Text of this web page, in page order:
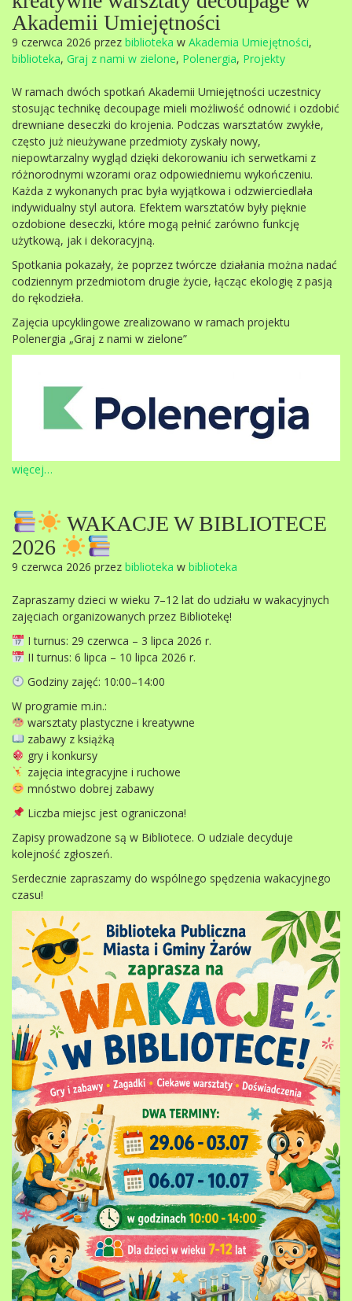
Akademii Umiejętności
9 czerwca 2026 przez biblioteka w Akademia Umiejętności,
biblioteka, Graj z nami w zielone, Polenergia, Projekty
W ramach dwóch spotkań Akademii Umiejętności uczestnicy
stosując technikę decoupage mieli możliwość odnowić i ozdobić
drewniane deseczki do krojenia. Podczas warsztatów zwykłe,
często już nieużywane przedmioty zyskały nowy,
niepowtarzalny wygląd dzięki dekorowaniu ich serwetkami z
różnorodnymi wzorami oraz odpowiedniemu wykończeniu.
Każda z wykonanych prac była wyjątkowa i odzwierciedlała
indywidualny styl autora. Efektem warsztatów były pięknie
ozdobione deseczki, które mogą pełnić zarówno funkcję
użytkową, jak i dekoracyjną.
Spotkania pokazały, że poprzez twórcze działania można nadać
codziennym przedmiotom drugie życie, łącząc ekologię z pasją
do rękodzieła.
Zajęcia upcyklingowe zrealizowano w ramach projektu
Polenergia „Graj z nami w zielone”
więcej…
WAKACJE W BIBLIOTECE
2026
9 czerwca 2026 przez biblioteka w biblioteka
Zapraszamy dzieci w wieku 7–12 lat do udziału w wakacyjnych
zajęciach organizowanych przez Bibliotekę!
I turnus: 29 czerwca – 3 lipca 2026 r.
II turnus: 6 lipca – 10 lipca 2026 r.
Godziny zajęć: 10:00–14:00
W programie m.in.:
warsztaty plastyczne i kreatywne
zabawy z książką
gry i konkursy
zajęcia integracyjne i ruchowe
mnóstwo dobrej zabawy
Liczba miejsc jest ograniczona!
Zapisy prowadzone są w Bibliotece. O udziale decyduje
kolejność zgłoszeń.
Serdecznie zapraszamy do wspólnego spędzenia wakacyjnego
czasu!